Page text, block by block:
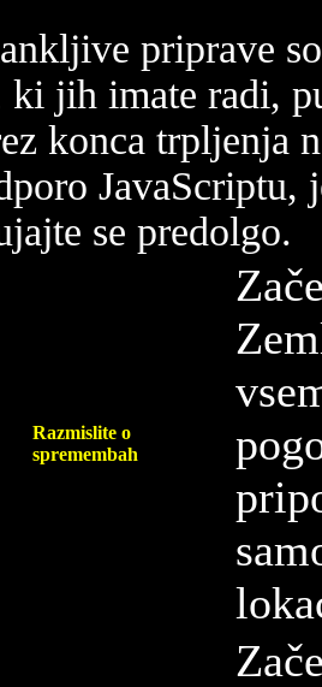
priprave
ki jih imate radi,
konca trpljenja
JavaScriptu,
se predolgo.
Razmislite o
spremembah